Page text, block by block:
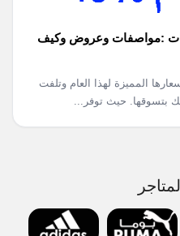
:مواصفات وعروض وكيف
المميزة لهذا العام وتلفت
بتسوقها. حيث توفر...